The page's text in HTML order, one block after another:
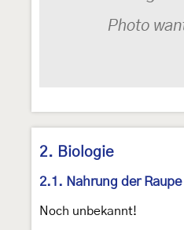
2. Biologie
2.1. Nahrung der Raupe
Noch unbekannt!